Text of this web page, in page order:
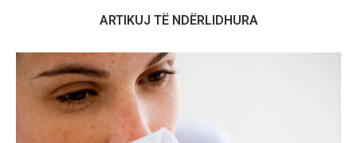
ARTIKUJ TË NDËRLIDHURA